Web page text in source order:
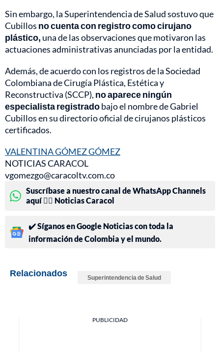
Sin embargo, la Superintendencia de Salud sostuvo que
Cubillos no cuenta con registro como cirujano
plástico, una de las observaciones que motivaron las
actuaciones administrativas anunciadas por la entidad.
Además, de acuerdo con los registros de la Sociedad
Colombiana de Cirugía Plástica, Estética y
Reconstructiva (SCCP), no aparece ningún
especialista registradobajo el nombre de Gabriel
Cubillos en su directorio oficial de cirujanos plásticos
certificados.
VALENTINA GÓMEZ GÓMEZ
NOTICIAS CARACOL
vgomezgo@caracoltv.com.co
Suscríbase a nuestro canal de WhatsApp Channels
aquí 👉🏻 Noticias Caracol
✔️ Síganos en Google Noticias con toda la
información de Colombia y el mundo.
Relacionados Superintendencia de Salud
PUBLICIDAD